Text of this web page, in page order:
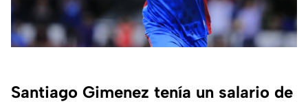
Santiago Gimenez tenía un salario de